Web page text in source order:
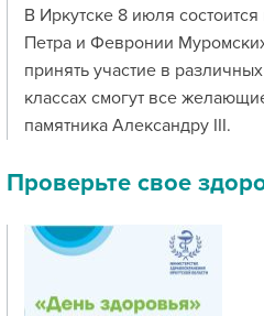
В Иркутске 8 июля
Петра и Февронии
принять участие в
классах смогут все
памятника Александру III.
Проверьте свое